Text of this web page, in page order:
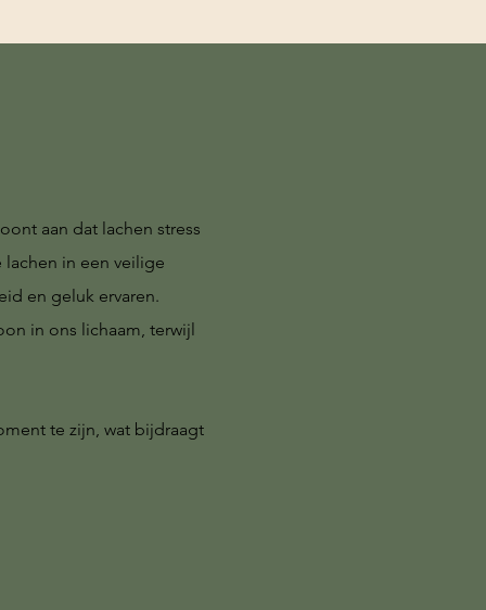
aan dat lachen stress
in een veilige
en geluk ervaren.
in ons lichaam, terwijl
te zijn, wat bijdraagt